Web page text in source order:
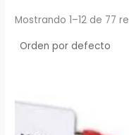
Mostrando 1–12 de 77